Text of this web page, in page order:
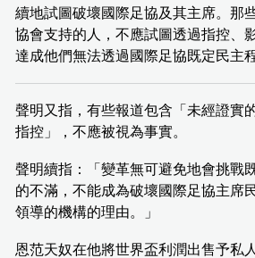
續地試圖破壞國際足協及其主席。那
協會支持的人，不應試圖透過指控、
達成他們無法透過國際足協既定民主
聲明又指，有些報道包含「未經證實
指控」，不應被視為事實。
聲明續指：「變革無可避免地會挑戰
的不滿，不能成為破壞國際足協主席
領導的機構的理由。」
恩范天奴在他將世界盃利潤出售予私